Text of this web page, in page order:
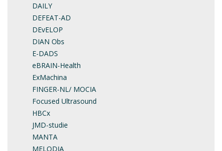
DAILY
DEFEAT-AD
DEvELOP
DIAN Obs
E-DADS
eBRAIN-Health
ExMachina
FINGER-NL/ MOCIA
Focused Ultrasound
HBCx
JMD-studie
MANTA
MELODIA